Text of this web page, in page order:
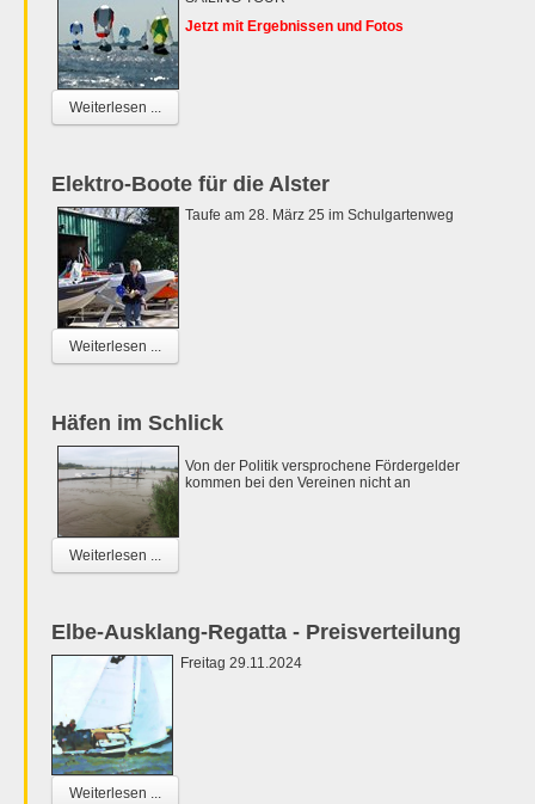
Jetzt mit Ergebnissen und Fotos
Weiterlesen ...
Elektro-Boote für die Alster
Taufe am 28. März 25 im Schulgartenweg
Weiterlesen ...
Häfen im Schlick
Von der Politik versprochene Fördergelder
kommen bei den Vereinen nicht an
Weiterlesen ...
Elbe-Ausklang-Regatta - Preisverteilung
Freitag 29.11.2024
Weiterlesen ...